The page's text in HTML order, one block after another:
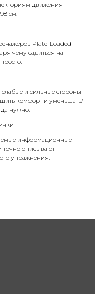
движения
см.
Plate-Loaded –
чему садиться на
слабые и сильные стороны
комфорт и уменьшать/
нужно.
информационные
точно описывают
упражнения.